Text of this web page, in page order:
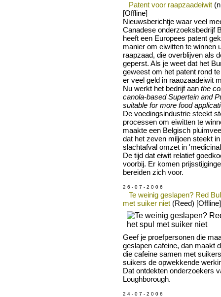
Patent voor raapzaadeiwit
[Offline]
Nieuwsberichtje waar veel
Canadese onderzoeksbedrijf
heeft een Europees patent
manier om eiwitten te winnen
raapzaad, die overblijven als
geperst. Als je weet dat het
geweest om het patent rond
er veel geld in raaozaadeiwit
Nu werkt het bedrijf aan the
canola-based Supertein and
suitable for more food
De voedingsindustrie steekt
processen om eiwitten te
maakte een Belgisch
dat het zeven miljoen steekt
slachtafval omzet in
De tijd dat eiwit relatief
voorbij. Er komen
bereiden zich voor.
2 6 - 0 7 - 2 0 0 6
Te weinig geslapen? Red
met suiker niet (Reed) [Offline]
Geef je proefpersonen die
geslapen cafeine, dan maakt
die cafeine samen met
suikers de opwekkende
Dat ontdekten onderzoekers
Loughborough.
2 4 - 0 7 - 2 0 0 6